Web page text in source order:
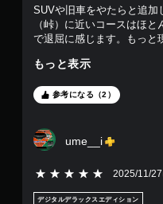
SUVや旧車をやたらと追加
（峠）に近いコースはほ
で退屈に感じます。もっと
もっと表示
参考になる（2）
ume__i
5段階評価の5 2025/11/
デジタルデラックスエディション
す
。